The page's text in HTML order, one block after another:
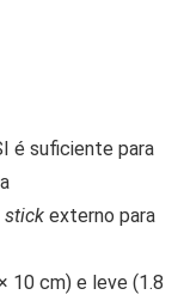
é suficiente para
stick externo para
10 cm) e leve (1.8